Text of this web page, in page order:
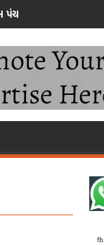
સરપ્રાઇઝ